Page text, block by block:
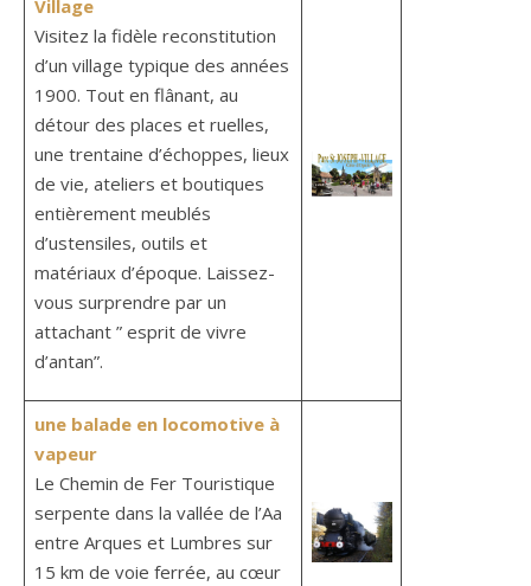
Village
Visitez la fidèle reconstitution
d’un village typique des années
1900. Tout en flânant, au
détour des places et ruelles,
une trentaine d’échoppes, lieux
de vie, ateliers et boutiques
entièrement meublés
d’ustensiles, outils et
matériaux d’époque. Laissez-
vous surprendre par un
attachant ” esprit de vivre
d’antan”.
une balade en locomotive à
vapeur
Le Chemin de Fer Touristique
serpente dans la vallée de l’Aa
entre Arques et Lumbres sur
15 km de voie ferrée, au cœur